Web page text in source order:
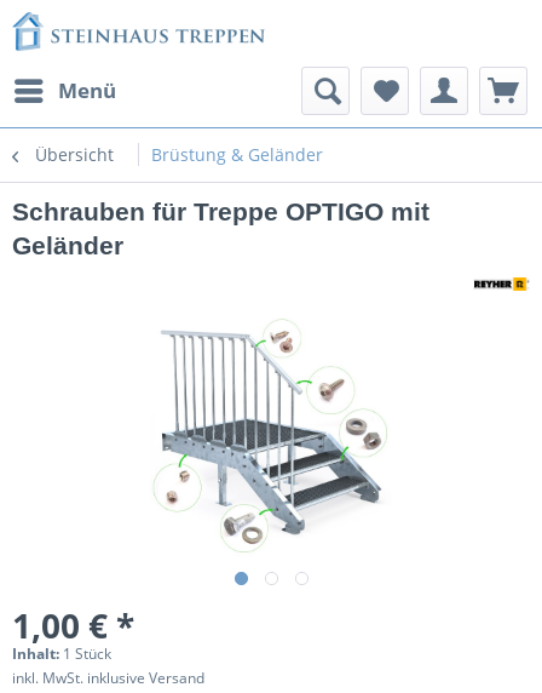
Menü
Übersicht Brüstung & Geländer
Schrauben für Treppe OPTIGO mit
Geländer
1,00 € *
Inhalt: 1 Stück
inkl. MwSt. inklusive Versand